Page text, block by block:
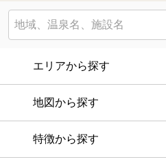
エリアから探す
地図から探す
特徴から探す